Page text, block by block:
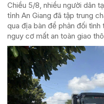
Chiều 5/8, nhiều người dân
tỉnh An Giang đã tập trung
qua địa bàn để phản đối
nguy cơ mất an toàn giao